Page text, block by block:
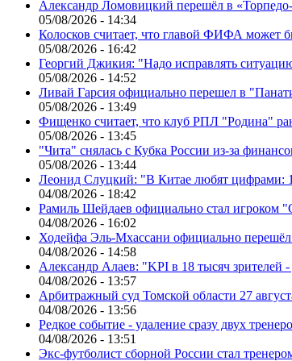
Александр Ломовицкий перешёл в
05/08/2026 - 14:34
Колосков считает, что главой ФИФА может
05/08/2026 - 16:42
Георгий Джикия: "Надо исправлять
05/08/2026 - 14:52
Ливай Гарсия официально перешел в
05/08/2026 - 13:49
Фищенко считает, что клуб РПЛ "Родина"
05/08/2026 - 13:45
"Чита" снялась с Кубка России из-за
05/08/2026 - 13:44
Леонид Слуцкий: "В Китае любят цифрами:
04/08/2026 - 18:42
Рамиль Шейдаев официально стал игроком
04/08/2026 - 16:02
Ходейфа Эль-Мхассани официально
04/08/2026 - 14:58
Александр Алаев: "KPI в 18 тысяч
04/08/2026 - 13:57
Арбитражный суд Томской области 27
04/08/2026 - 13:56
Редкое событие - удаление сразу двух
04/08/2026 - 13:51
Экс-футболист сборной России стал